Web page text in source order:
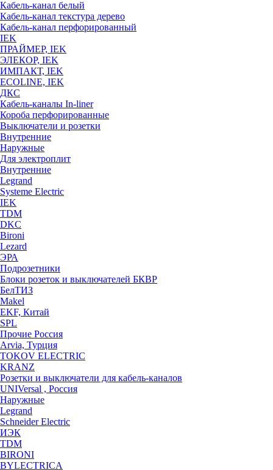
Кабель-канал белый
Кабель-канал текстура дерево
Кабель-канал перфорированный
IEK
ПРАЙМЕР, IEK
ЭЛЕКОР, IEK
ИМПАКТ, IEK
ECOLINE, IEK
ДКС
Кабель-каналы In-liner
Короба перфорированные
Выключатели и розетки
Внутренние
Наружные
Для электроплит
Внутренние
Legrand
Systeme Electric
IEK
TDM
DKC
Bironi
Lezard
ЭРА
Подрозетники
Блоки розеток и выключателей БКВР
БелТИЗ
Makel
EKF, Китай
SPL
Прочие Россия
Arvia, Турция
TOKOV ELECTRIC
KRANZ
Розетки и выключатели для кабель-каналов
UNIVersal , Россия
Наружные
Legrand
Schneider Electric
ИЭК
TDM
BIRONI
BYLECTRICA